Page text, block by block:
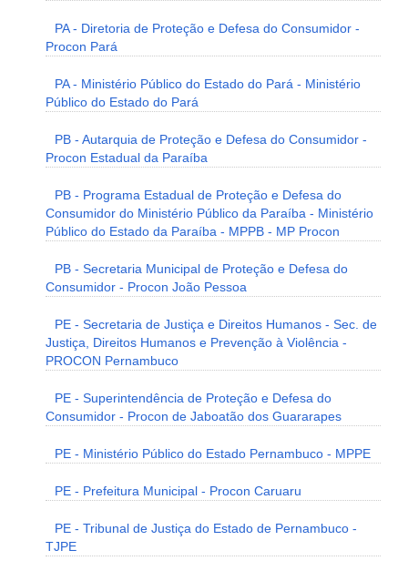
PA - Diretoria de Proteção e Defesa do Consumidor -
Procon Pará
PA - Ministério Público do Estado do Pará - Ministério
Público do Estado do Pará
PB - Autarquia de Proteção e Defesa do Consumidor -
Procon Estadual da Paraíba
PB - Programa Estadual de Proteção e Defesa do
Consumidor do Ministério Público da Paraíba - Ministério
Público do Estado da Paraíba - MPPB - MP Procon
PB - Secretaria Municipal de Proteção e Defesa do
Consumidor - Procon João Pessoa
PE - Secretaria de Justiça e Direitos Humanos - Sec. de
Justiça, Direitos Humanos e Prevenção à Violência -
PROCON Pernambuco
PE - Superintendência de Proteção e Defesa do
Consumidor - Procon de Jaboatão dos Guararapes
PE - Ministério Público do Estado Pernambuco - MPPE
PE - Prefeitura Municipal - Procon Caruaru
PE - Tribunal de Justiça do Estado de Pernambuco -
TJPE